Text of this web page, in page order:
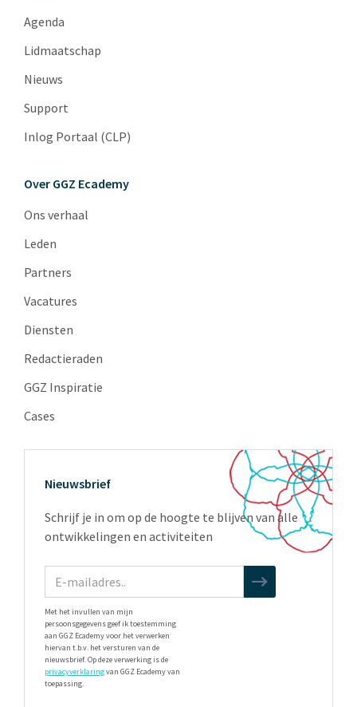
Agenda
Lidmaatschap
Nieuws
Support
Inlog Portaal (CLP)
Over GGZ Ecademy
Ons verhaal
Leden
Partners
Vacatures
Diensten
Redactieraden
GGZ Inspiratie
Cases
Nieuwsbrief
Schrijf je in om op de hoogte te blijven van alle
ontwikkelingen en activiteiten
Met het invullen van mijn
persoonsgegevens geef ik toestemming
aan GGZ Ecademy voor het verwerken
hiervan t.b.v. het versturen van de
nieuwsbrief. Op deze verwerking is de
privacyverklaringvan GGZ Ecademy van
toepassing.